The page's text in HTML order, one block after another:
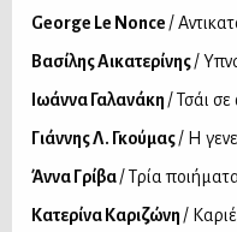
George Le Nonce /
Βασίλης Αικατερίνης/
Ιωάννα Γαλανάκη / Τσάι σε
Γιάννης Λ. Γκούμας/ Η
Άννα Γρίβα/ Τρία ποιήματα
Κατερίνα Καριζώνη /